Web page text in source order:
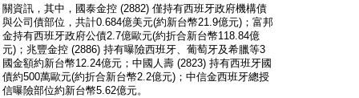
關資訊，其中，國泰金控 (2882) 僅持有西班牙政府機構債
與公司債部位，共計0.684億美元(約新台幣21.9億元)；富邦
金持有西班牙政府公債2.7億歐元(約折合新台幣118.84億
元)；兆豐金控 (2886) 持有曝險西班牙、葡萄牙及希臘等3
國金額約新台幣12.24億元；中國人壽 (2823) 持有西班牙國
債約500萬歐元(約折合新台幣2.2億元)；中信金西班牙總授
信曝險部位約新台幣5.62億元。